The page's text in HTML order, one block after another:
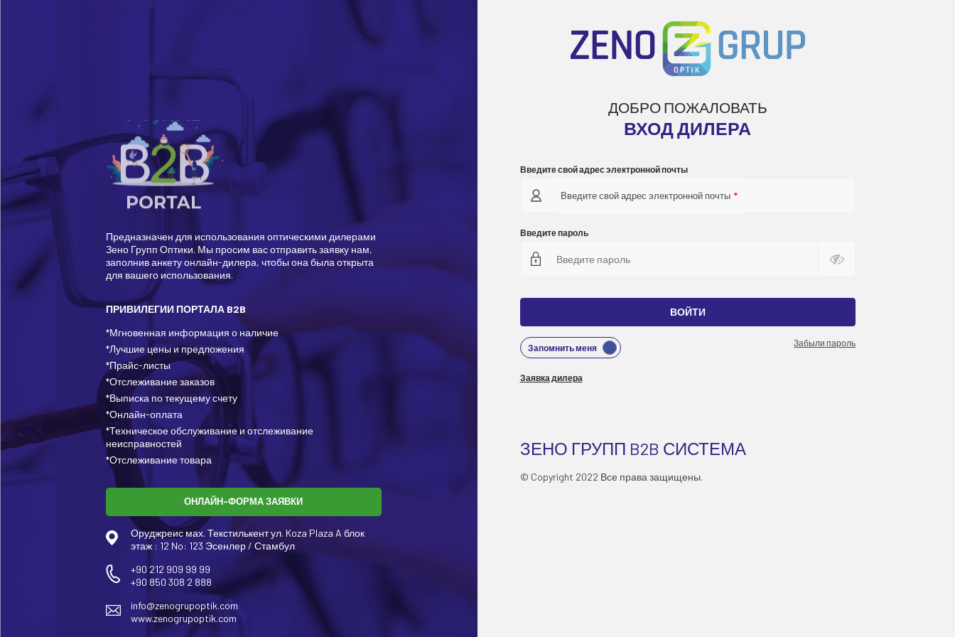
Предназначен для использования оптическими дилерами
Зено Групп Оптики. Мы просим вас отправить заявку нам,
заполнив анкету онлайн-дилера, чтобы она была открыта
для вашего использования.
ПРИВИЛЕГИИ ПОРТАЛА B2B
*Мгновенная информация о наличие
*Лучшие цены и предложения
*Прайс-листы
*Отслеживание заказов
*Выписка по текущему счету
*Онлайн-оплата
*Техническое обслуживание и отслеживание
неисправностей
*Отслеживание товара
ОНЛАЙН-ФОРМА ЗАЯВКИ
Оруджреис мах. Текстилькент ул. Koza Plaza A блок
этаж : 12 No: 123 Эсенлер / Стамбул
+90 212 909 99 99
+90 850 308 2 888
info@zenogrupoptik.com
www.zenogrupoptik.com
ДОБРО ПОЖАЛОВАТЬ
ВХОД ДИЛЕРА
Введите свой адрес электронной почты
Введите свой адрес электронной почты *
Введите пароль
ВОЙТИ
Запомнить меня Забыли пароль
Заявка дилера
ЗЕНО ГРУПП B2B СИСТЕМА
© Copyright 2022 Все права защищены.